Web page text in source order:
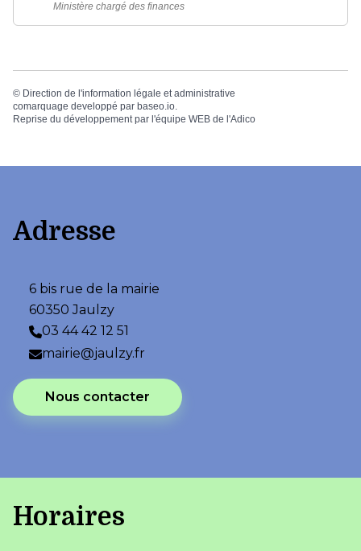
Ministère chargé des finances
© Direction de l'information légale et administrative
comarquage developpé par baseo.io
Reprise du développement par l'équipe WEB de l'Adico
Adresse
6 bis rue de la mairie
60350 Jaulzy
03 44 42 12 51
mairie@jaulzy.fr
Nous contacter
Horaires